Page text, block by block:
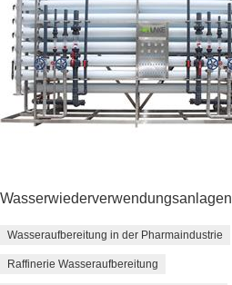
Wasserwiederverwendungsanlagen
Wasseraufbereitung in der Pharmaindustrie
Raffinerie Wasseraufbereitung